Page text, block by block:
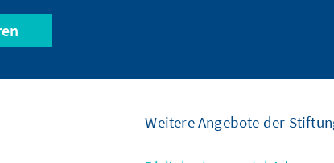
Weitere Angebote der